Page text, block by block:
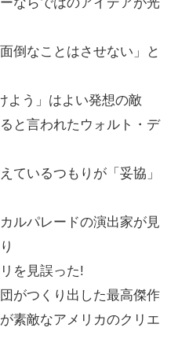
面倒なことはさせない」と
よう」はよい発想の敵
と言われたウォルト・デ
ているつもりが「妥協」
ルパレードの演出家が見
を見誤った!
がつくり出した最高傑作
が素敵なアメリカのクリエ